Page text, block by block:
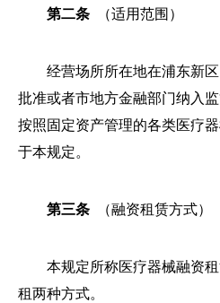
第二条 （适用范围）
经营场所所在地在浦东新
批准或者市地方金融部门纳入
按照固定资产管理的各类医疗
于本规定。
第三条 （融资租赁方式）
本规定所称医疗器械融资
租两种方式。